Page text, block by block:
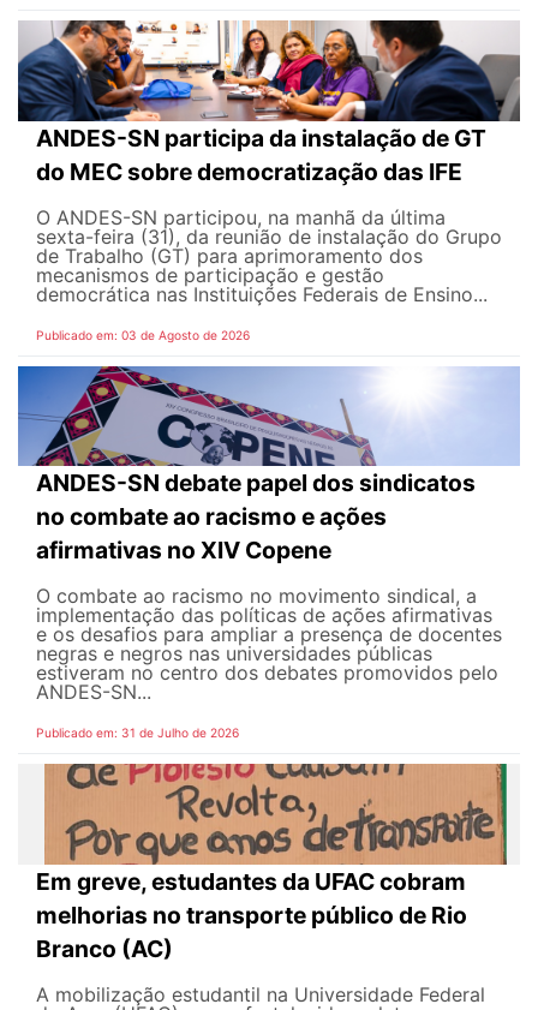
ANDES-SN participa da instalação de GT
do MEC sobre democratização das IFE
O ANDES-SN participou, na manhã da última
sexta-feira (31), da reunião de instalação do Grupo
de Trabalho (GT) para aprimoramento dos
mecanismos de participação e gestão
democrática nas Instituições Federais de Ensino...
Publicado em: 03 de Agosto de 2026
ANDES-SN debate papel dos sindicatos
no combate ao racismo e ações
afirmativas no XIV Copene
O combate ao racismo no movimento sindical, a
implementação das políticas de ações afirmativas
e os desafios para ampliar a presença de docentes
negras e negros nas universidades públicas
estiveram no centro dos debates promovidos pelo
ANDES-SN...
Publicado em: 31 de Julho de 2026
Em greve, estudantes da UFAC cobram
melhorias no transporte público de Rio
Branco (AC)
A mobilização estudantil na Universidade Federal